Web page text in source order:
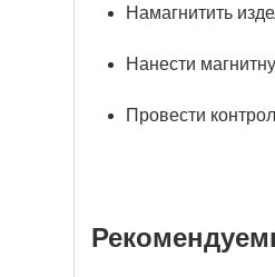
Намагнитить
Нанести
Провести